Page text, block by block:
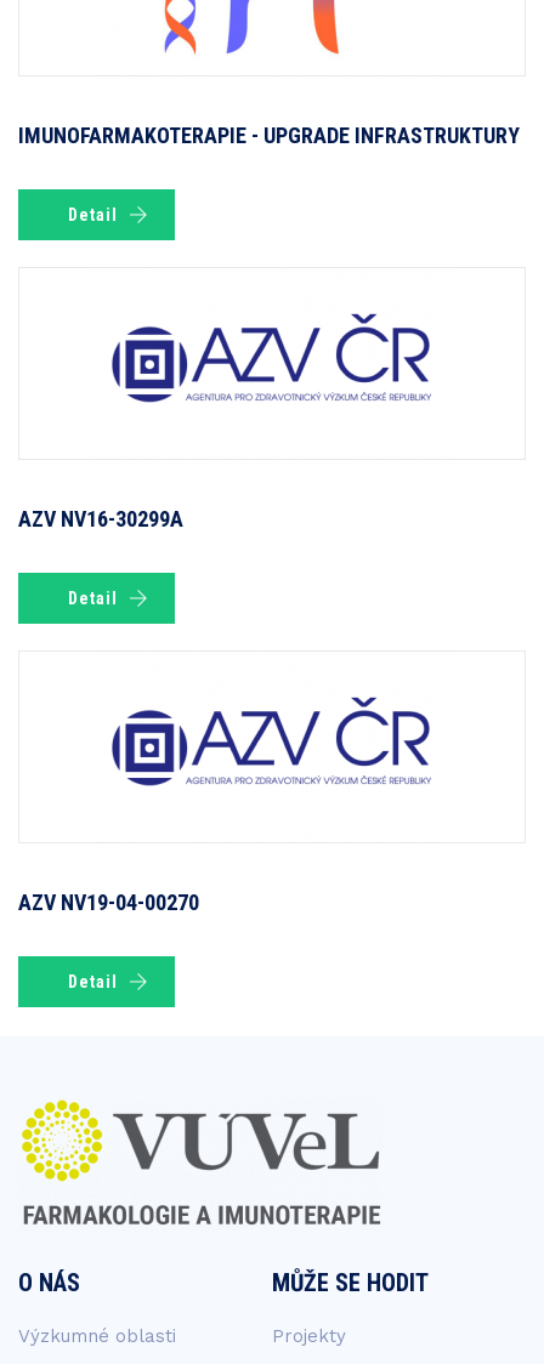
IMUNOFARMAKOTERAPIE - UPGRADE INFRASTRUKTURY
Detail
AZV NV16-30299A
Detail
AZV NV19-04-00270
Detail
O NÁS
Výzkumné oblasti
MŮŽE SE HODIT
Projekty